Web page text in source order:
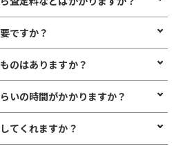
・振込手数料などは一切いただいて
ですか？
でいつでもお越しいただけますが、
のはありますか？
許証、マイナンバーカード、パスポ
いの時間がかかりますか？
、10～15分のスピード査定が可能で
てくれますか？